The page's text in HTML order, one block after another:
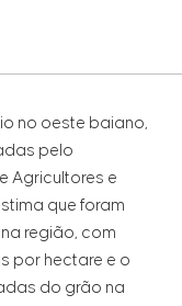
no oeste baiano,
pelo
Agricultores e
que foram
região, com
por hectare e o
do grão na